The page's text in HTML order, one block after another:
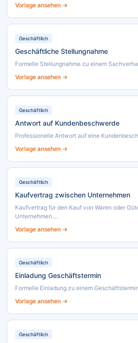
Vorlage ansehen →
Geschäftlich
Geschäftliche Stellungnahme
Formelle Stellungnahme zu einem
Vorlage ansehen →
Geschäftlich
Antwort auf Kundenbeschwerde
Professionelle Antwort auf eine
Vorlage ansehen →
Geschäftlich
Kaufvertrag zwischen Unternehmen
Kaufvertrag für den Kauf von Waren oder
Unternehmen....
Vorlage ansehen →
Geschäftlich
Einladung Geschäftstermin
Formelle Einladung zu einem
Vorlage ansehen →
Geschäftlich